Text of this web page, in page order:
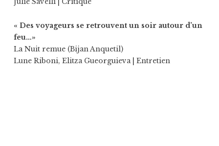
« Des voyageurs se retrouvent un soir autour d’un
feu…»
La Nuit remue (Bijan Anquetil)
Lune Riboni, Elitza Gueorguieva | Entretien